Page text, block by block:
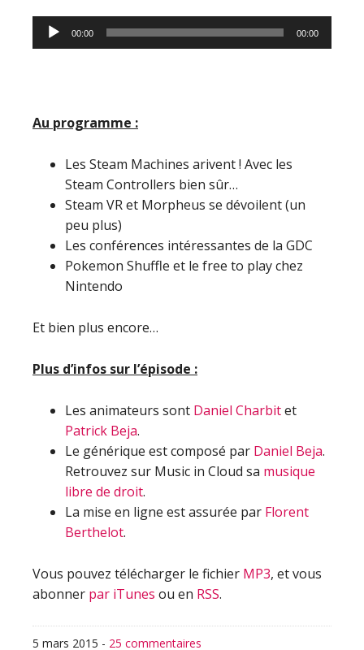
Lecteur
audio
00:00 00:00
Au programme :
Les Steam Machines arivent ! Avec les
Steam Controllers bien sûr…
Steam VR et Morpheus se dévoilent (un
peu plus)
Les conférences intéressantes de la GDC
Pokemon Shuffle et le free to play chez
Nintendo
Et bien plus encore…
Plus d’infos sur l’épisode :
Les animateurs sont Daniel Charbitet
Patrick Beja.
Le générique est composé par Daniel Beja.
Retrouvez sur Music in Cloud sa musique
libre de droit.
La mise en ligne est assurée par Florent
Berthelot.
Vous pouvez télécharger le fichier MP3, et vous
abonner par iTunes ou en RSS.
5 mars 2015 - 25 commentaires